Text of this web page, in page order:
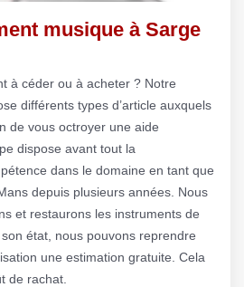
musique à Sarge
à céder ou à acheter ? Notre
différents types d’article auxquels
de vous octroyer une aide
dispose avant tout la
dans le domaine en tant que
depuis plusieurs années. Nous
et restaurons les instruments de
état, nous pouvons reprendre
une estimation gratuite. Cela
de rachat.